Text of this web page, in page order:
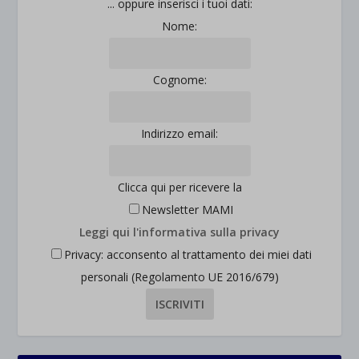
... oppure inserisci i tuoi dati:
Nome:
Cognome:
Indirizzo email:
Clicca qui per ricevere la
Newsletter MAMI
Leggi qui l'informativa sulla privacy
Privacy: acconsento al trattamento dei miei dati
personali (Regolamento UE 2016/679)